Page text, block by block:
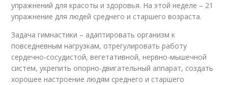
упражнений для красоты и здоровья. На этой неделе – 21
упражнение для людей среднего и старшего возраста.
Задача гимнастики – адаптировать организм к
повседневным нагрузкам, отрегулировать работу
сердечно-сосудистой, вегетативной, нервно-мышечной
систем, укрепить опорно-двигательный аппарат, создать
хорошее настроение людям среднего и старшего